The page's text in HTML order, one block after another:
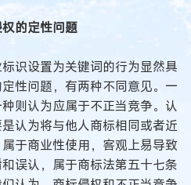
的定性问题
设置为关键词的行为显然具
性问题，有两种不同意见。一
则认为应属于不正当竞争。认
认为将与他人商标相同或者近
于商业性使用，客观上易导致
误认，属于商标法第五十七条